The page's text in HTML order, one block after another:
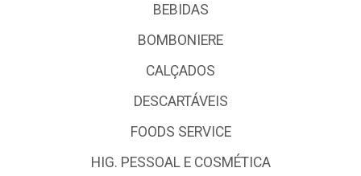
BEBIDAS
BOMBONIERE
CALÇADOS
DESCARTÁVEIS
FOODS SERVICE
HIG. PESSOAL E COSMÉTICA